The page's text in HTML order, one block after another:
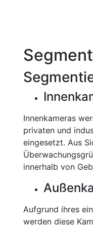
Innenkameras
privaten und
eingesetzt. Aus
innerhalb von
Aufgrund ihres
werden diese